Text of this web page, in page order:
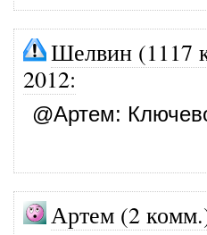
Шелвин (1117
2012:
@Артем:
Артем (2